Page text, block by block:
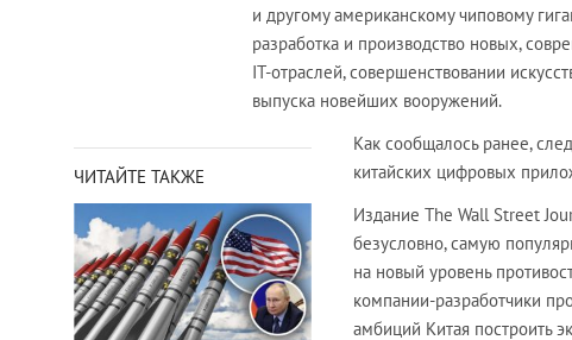
и другому американскому чиповому
разработка и производство новых,
IT-отраслей, совершенствовании
выпуска новейших вооружений.
ЧИТАЙТЕ ТАКЖЕ
Как сообщалось ранее,
китайских цифровых
Издание The Wall Street
безусловно, самую
на новый уровень
компании-разработчики
амбиций Китая построить